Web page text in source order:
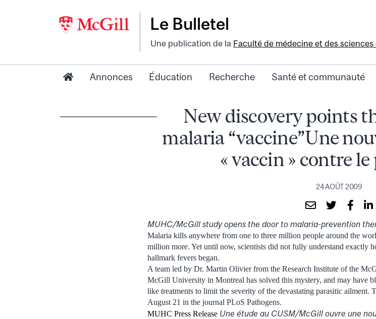
Le Bulletel
Une publication de la Faculté de médecine et des sciences
Annonces Éducation Recherche Santé et communauté
New discovery points
malaria “vaccine”Une
« vaccin » contre
24 AOÛT 2009
MUHC/McGill study opens the door to malaria-prevention
Malaria kills anywhere from one to three million people around the
million more. Yet until now, scientists did not fully understand exactly
hallmark fevers began.
A team led by Dr. Martin Olivier from the Research Institute of the
McGill University in Montreal has solved this mystery, and may have
like treatments to limit the severity of the devastating parasitic ailment.
August 21 in the journal PLoS Pathogens.
MUHC Press Release Une étude au CUSM/McGill ouvre une